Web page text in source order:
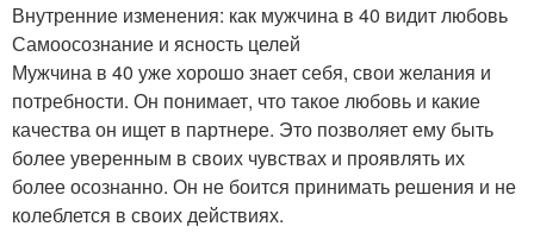
Внутренние изменения: как мужчина в 40 видит любовь
Самоосознание и ясность целей
Мужчина в 40 уже хорошо знает себя, свои желания и
потребности. Он понимает, что такое любовь и какие
качества он ищет в партнере. Это позволяет ему быть
более уверенным в своих чувствах и проявлять их
более осознанно. Он не боится принимать решения и не
колеблется в своих действиях.